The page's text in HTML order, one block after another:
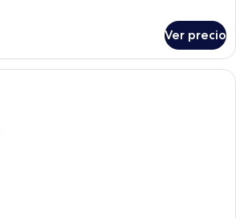
Ver precio
Un espacio habitable amplio,